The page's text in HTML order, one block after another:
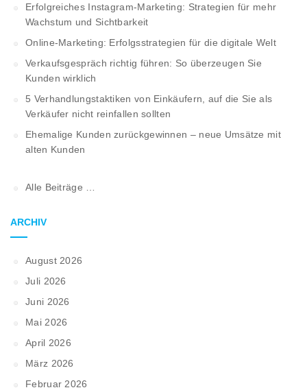
Erfolgreiches Instagram-Marketing: Strategien für mehr
Wachstum und Sichtbarkeit
Online-Marketing: Erfolgsstrategien für die digitale Welt
Verkaufsgespräch richtig führen: So überzeugen Sie
Kunden wirklich
5 Verhandlungstaktiken von Einkäufern, auf die Sie als
Verkäufer nicht reinfallen sollten
Ehemalige Kunden zurückgewinnen – neue Umsätze mit
alten Kunden
Alle Beiträge …
ARCHIV
August 2026
Juli 2026
Juni 2026
Mai 2026
April 2026
März 2026
Februar 2026